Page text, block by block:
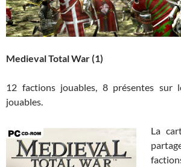
Medieval Total War (1)
12 factions jouables, 8 présentes sur
jouables.
La